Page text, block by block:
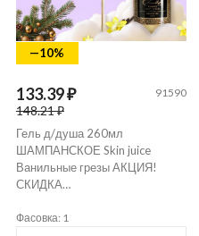
—10%
133.39 ₽
148.21 ₽
91590
Гель д/душа 260мл
ШАМПАНСКОЕ Skin juice
Ванильные грезы АКЦИЯ!
СКИДКА…
Фасовка: 1